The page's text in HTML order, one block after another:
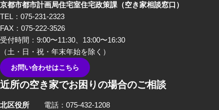
京都市都市計画局住宅室住宅政策課 （空き家相談窓口）
TEL：075-231-2323
FAX：075-222-3526
受付時間：9:00〜11:30、13:00〜16:30
（土・日・祝・年末年始を除く）
お問い合わせはこちら
近所の空き家でお困りの場合のご相談
北区役所
電話：075-432-1208